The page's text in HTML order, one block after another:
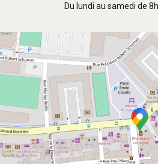
Du lundi au samedi de